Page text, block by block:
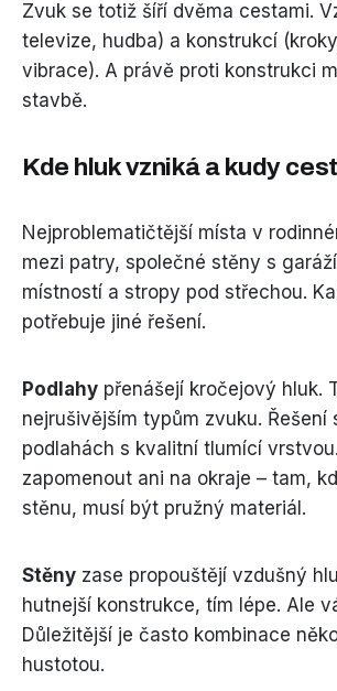
Zvuk se totiž šíří dvěma cestami.
televize, hudba) a konstrukcí
vibrace). A právě proti konstrukci
stavbě.
Kde hluk vzniká a kudy
Nejproblematičtější místa v
mezi patry, společné stěny s
místností a stropy pod střechou.
potřebuje jiné řešení.
Podlahy přenášejí kročejový hluk.
nejrušivějším typům zvuku.
podlahách s kvalitní tlumící
zapomenout ani na okraje – tam,
stěnu, musí být pružný materiál.
Stěny zase propouštějí vzdušný
hutnejší konstrukce, tím lépe. Ale
Důležitější je často kombinace
hustotou.